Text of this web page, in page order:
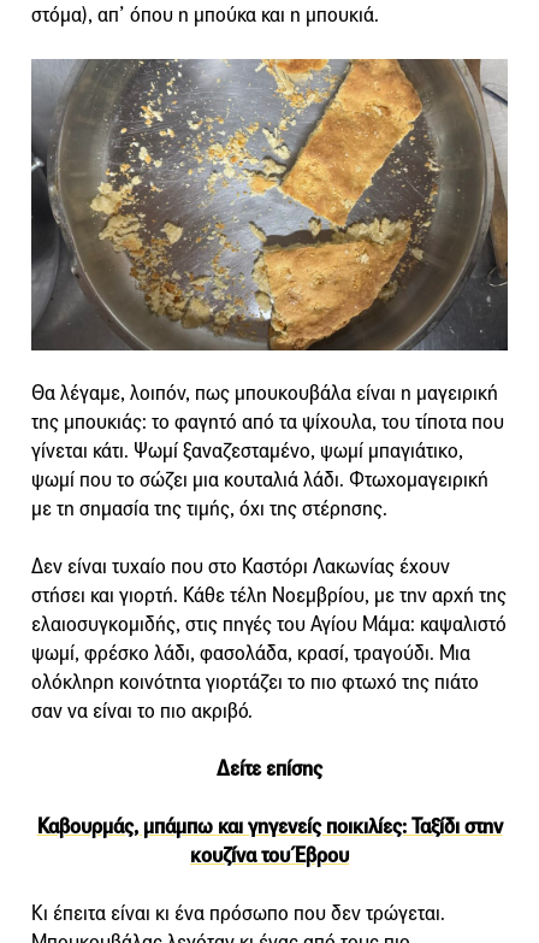
στόμα), απ’ όπου η μπούκα και η μπουκιά.
Θα λέγαμε, λοιπόν, πως μπουκουβάλα είναι η μαγειρική
της μπουκιάς: το φαγητό από τα ψίχουλα, του τίποτα που
γίνεται κάτι. Ψωμί ξαναζεσταμένο, ψωμί μπαγιάτικο,
ψωμί που το σώζει μια κουταλιά λάδι. Φτωχομαγειρική
με τη σημασία της τιμής, όχι της στέρησης.
Δεν είναι τυχαίο που στο Καστόρι Λακωνίας έχουν
στήσει και γιορτή. Κάθε τέλη Νοεμβρίου, με την αρχή της
ελαιοσυγκομιδής, στις πηγές του Αγίου Μάμα: καψαλιστό
ψωμί, φρέσκο λάδι, φασολάδα, κρασί, τραγούδι. Μια
ολόκληρη κοινότητα γιορτάζει το πιο φτωχό της πιάτο
σαν να είναι το πιο ακριβό.
Δείτε επίσης
Καβουρμάς, μπάμπω και γηγενείς ποικιλίες: Ταξίδι στην
κουζίνα του Έβρου
Κι έπειτα είναι κι ένα πρόσωπο που δεν τρώγεται.